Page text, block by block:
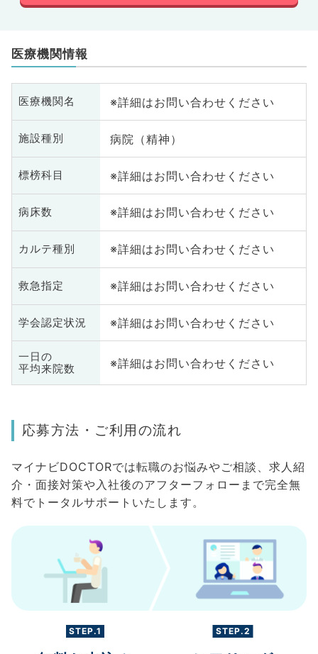
医療機関情報
医療機関名 ※詳細はお問い合わせください
施設種別 病院（精神）
標榜科目 ※詳細はお問い合わせください
病床数 ※詳細はお問い合わせください
カルテ種別 ※詳細はお問い合わせください
救急指定 ※詳細はお問い合わせください
学会認定状況 ※詳細はお問い合わせください
一日の
平均来院数
※詳細はお問い合わせください
応募方法・ご利用の流れ
マイナビDOCTORでは転職のお悩みやご相談、求人紹
介・面接対策や入社後のアフターフォローまで完全無
料でトータルサポートいたします。
STEP.1 STEP.2